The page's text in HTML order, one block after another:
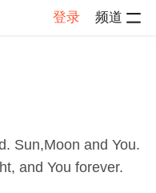
登录 频道
Sun,Moon and You.
and You forever.